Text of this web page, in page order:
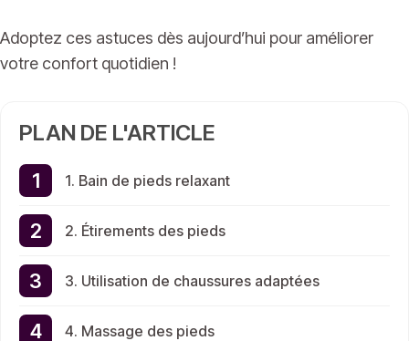
Adoptez ces astuces dès aujourd’hui pour améliorer
votre confort quotidien !
PLAN DE L'ARTICLE
1. Bain de pieds relaxant
2. Étirements des pieds
3. Utilisation de chaussures adaptées
4. Massage des pieds